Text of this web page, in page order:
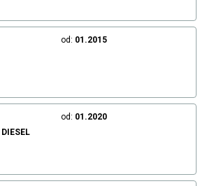
od: 01.2015
od: 01.2020
DIESEL